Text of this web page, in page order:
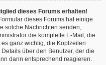
dieses Forums erhalten!
dieses Forums hat einige
solche Nachrichten senden,
die komplette E-Mail, die
ganz wichtig, die Kopfzeilen
über den Benutzer, der die
dann entsprechend reagieren.